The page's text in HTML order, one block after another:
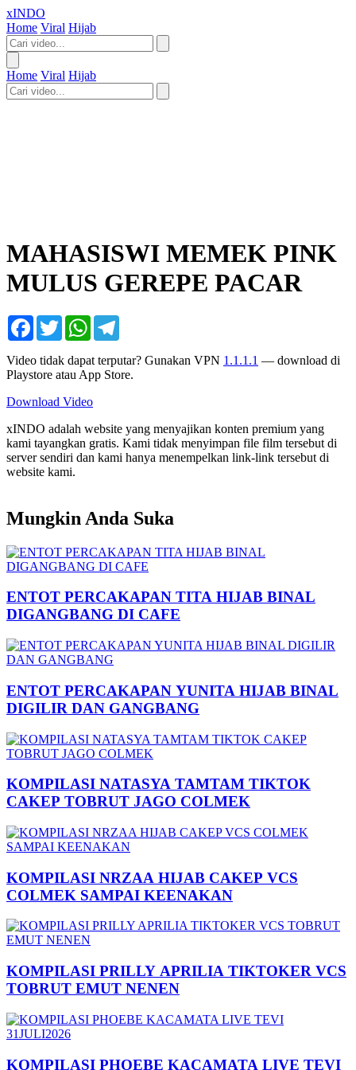
xINDO
Home Viral Hijab
Home Viral Hijab
MAHASISWI MEMEK PINK
MULUS GEREPE PACAR
Facebook
TwitterWhatsApp
Video tidak dapat terputar? Gunakan VPN 1.1.1.1 — download di
Playstore atau App Store.
Download Video
xINDO adalah website yang menyajikan konten premium yang
kami tayangkan gratis. Kami tidak menyimpan file film tersebut di
server sendiri dan kami hanya menempelkan link-link tersebut di
website kami.
Mungkin Anda Suka
ENTOT PERCAKAPAN TITA HIJAB BINAL
DIGANGBANG DI CAFE
ENTOT PERCAKAPAN YUNITA HIJAB BINAL
DIGILIR DAN GANGBANG
KOMPILASI NATASYA TAMTAM TIKTOK
CAKEP TOBRUT JAGO COLMEK
KOMPILASI NRZAA HIJAB CAKEP VCS
COLMEK SAMPAI KEENAKAN
KOMPILASI PRILLY APRILIA TIKTOKER VCS
TOBRUT EMUT NENEN
KOMPILASI PHOEBE KACAMATA LIVE TEVI